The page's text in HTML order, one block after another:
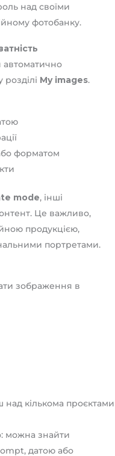
над своїми
фотобанку.
автоматично
My images.
форматом
mode, інші
Це важливо,
продукцією,
портретами.
зображення в
кількома проєктами
можна знайти
датою або